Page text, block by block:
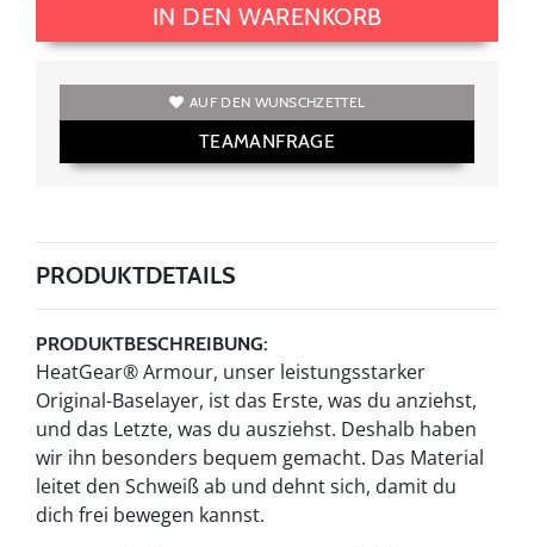
IN DEN WARENKORB
AUF DEN WUNSCHZETTEL
TEAMANFRAGE
PRODUKTDETAILS
PRODUKTBESCHREIBUNG:
HeatGear® Armour, unser leistungsstarker
Original-Baselayer, ist das Erste, was du anziehst,
und das Letzte, was du ausziehst. Deshalb haben
wir ihn besonders bequem gemacht. Das Material
leitet den Schweiß ab und dehnt sich, damit du
dich frei bewegen kannst.